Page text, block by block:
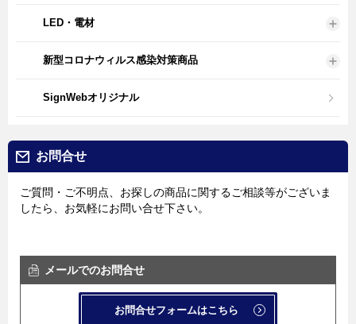
LED・電材
新型コロナウィルス感染対策商品
SignWebオリジナル
お問合せ
ご質問・ご不明点、お探しの商品に関するご相談等がございま
したら、お気軽にお問い合せ下さい。
メールでのお問合せ
お問合せフォームはこちら